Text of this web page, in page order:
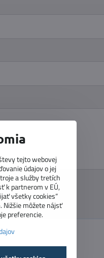
tejto webovej
údajov o jej
a služby tretích
k partnerom v EÚ,
všetky cookies“
Nižšie môžete nájsť
preferencie.